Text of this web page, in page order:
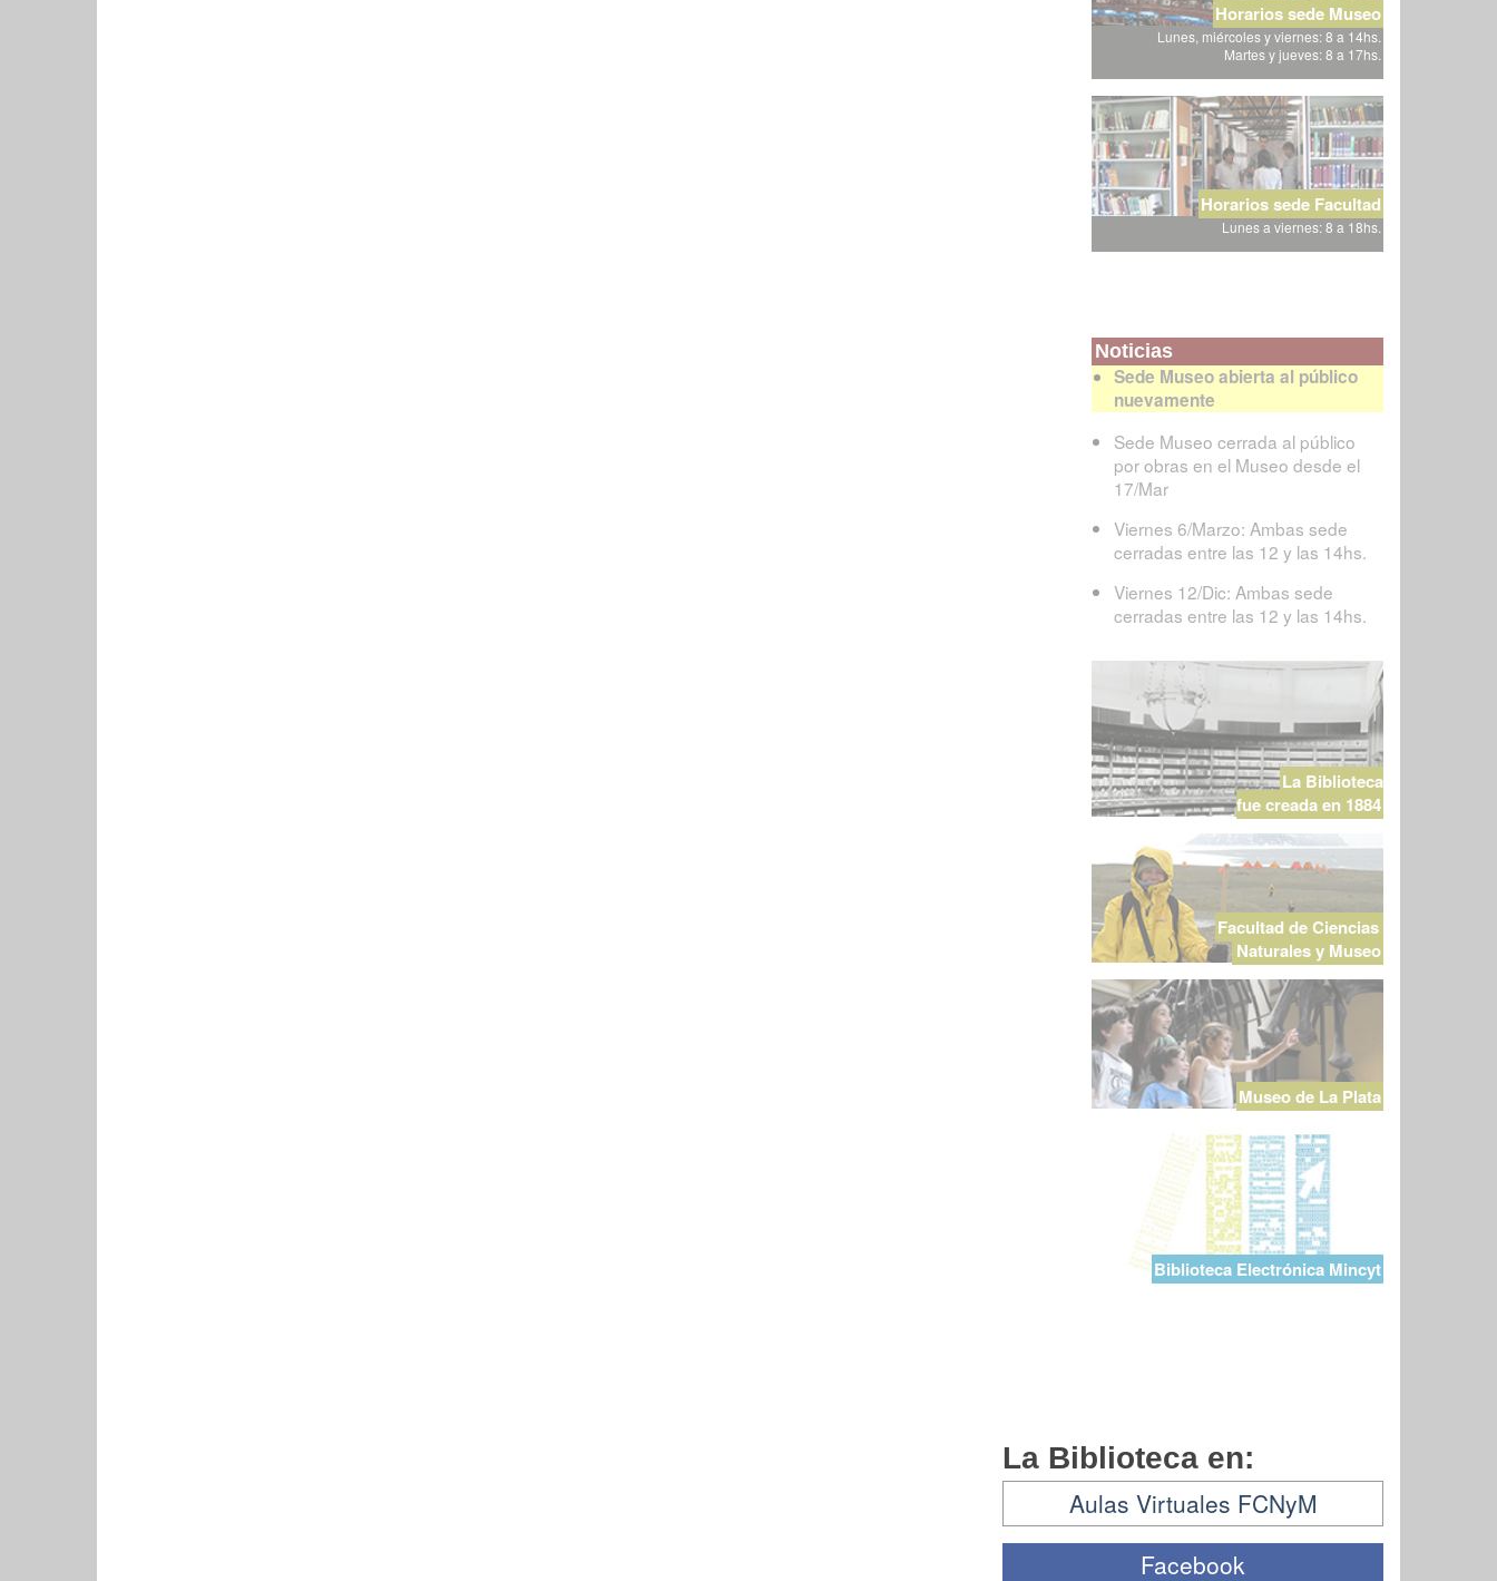
Horarios sede Museo
Lunes, miércoles y viernes: 8 a 14hs.
Martes y jueves: 8 a 17hs.
Horarios sede Facultad
Lunes a viernes: 8 a 18hs.
Noticias
Sede Museo abierta al público
nuevamente
Sede Museo cerrada al público
por obras en el Museo desde el
17/Mar
Viernes 6/Marzo: Ambas sede
cerradas entre las 12 y las 14hs.
Viernes 12/Dic: Ambas sede
cerradas entre las 12 y las 14hs.
La Biblioteca
fue creada en 1884
Facultad de Ciencias
Naturales y Museo
Museo de La Plata
Biblioteca Electrónica Mincyt
La Biblioteca en:
Aulas Virtuales FCNyM
Facebook